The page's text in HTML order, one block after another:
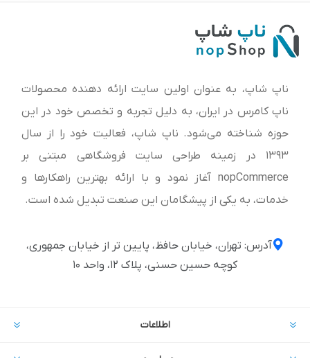
ناپ شاپ، به عنوان اولین سایت ارائه‌ دهنده محصولات
ناپ کامرس در ایران، به دلیل تجربه و تخصص خود در این
حوزه شناخته می‌شود. ناپ شاپ، فعالیت خود را از سال
1393 در زمینه طراحی سایت فروشگاهی مبتنی بر
nopCommerce آغاز نمود و با ارائه بهترین راهکارها و
خدمات، به یکی از پیشگامان این صنعت تبدیل شده است.
آدرس: تهران، خیابان حافظ، پایین تر از خیابان جمهوری،
کوچه حسین حسنی، پلاک ۱۲، واحد ۱۰
اطلاعات